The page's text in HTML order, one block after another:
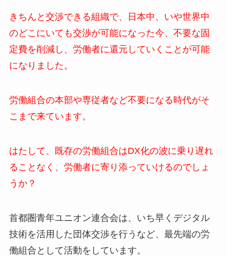
きちんと交渉できる組織で、日本中、いや世界中
のどこにいても交渉が可能になった今、不要な固
定費を削減し、労働者に還元していくことが可能
になりました。
労働組合の本部や専従者など不要になる時代がそ
こまで来ています。
はたして、既存の労働組合はDX化の波に乗り遅れ
ることなく、労働者に寄り添っていけるのでしょ
うか？
首都圏青年ユニオン連合会は、いち早くデジタル
技術を活用した団体交渉を行うなど、最先端の労
働組合として活動をしています。